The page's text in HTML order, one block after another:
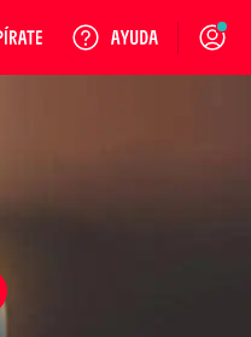
Login